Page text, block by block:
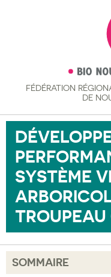
FÉDÉRATION
DE
SYSTÈME
TROUPEAU
SOMMAIRE